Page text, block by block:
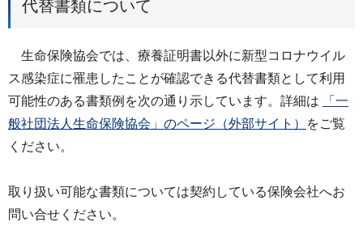
代替書類について
生命保険協会では、療養証明書以外に新型コロナウイル
ス感染症に罹患したことが確認できる代替書類として利用
可能性のある書類例を次の通り示しています。詳細は
「一
般社団法人生命保険協会」のページ（外部サイト）
をご覧
ください。
取り扱い可能な書類については契約している保険会社へお
問い合せください。